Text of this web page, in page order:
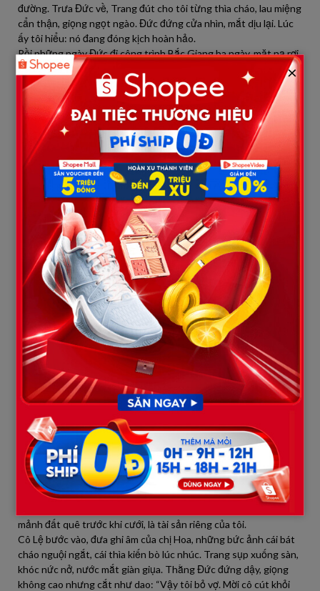
đường. Trưa Đức về, Trang đút cho tôi từng thìa cháo, lau miệng
cẩn thận, giọng ngọt ngào. Đức đứng cửa nhìn, mắt dịu lại. Lúc
ấy tôi hiểu: nó đang đóng kịch hoàn hảo.
Rồi những ngày Đức đi công trình Bắc Giang ba ngày, mặt nạ rơi
dần. Trang bưng bát cháo đặt cách xa, lạnh tanh: “Bà tự ăn đi.”
Khói cháo nguội dần, tôi nằm nhìn, nước mắt trào ra không kìm
được. Tối nó thay tã, kéo mạnh, da hông tôi rát bỏng. Nó lẩm
bẩm quay lưng: “Sống làm gì cho khổ người ta.” Sáu chữ ấy như
lưỡi dao cứa sâu vào tim già nát của tôi.
Những đêm sau, Trang mua máy mát-xa chân cắm cho tôi rồi
quên tắt. Tiếng máy vo vo suốt đêm, chân tôi tê buốt. Khuya
khuya nó ra ban công gọi mẹ ruột: “Mẹ ơi, con đang tranh phó
giám đốc. Đợi con lên là con đẩy bà ấy đi…” Tôi nằm nghe, tay
nắm chặt mép chăn, móng tay cắm vào da thịt đến rỉ máu. Ký ức
ùa về như sóng dữ: ngày cưới, nụ cười của Trang, lời khen của bà
con, giấc mơ về một mái ấm sum vầy. Tất cả tan vỡ.
Nhưng điều xảy ra sau đó mới thực sự khiến tôi sụp đổ hoàn
toàn. Thằng Đức về sớm hơn một ngày. Hóa ra nó
đã………………………..
lắp camera ẩn trong cái đồng hồ điện tử đầu giường tôi. Hai
ngày liền nó ngồi nhà cô Lệ xem hết mọi thứ: Trang đặt cọc
dưỡng lão An Khang ngay trước mặt tôi, gọi điện cho người đàn
ông kia trong chính căn phòng kho chật hẹp, khoe sẽ đòi nửa
căn nhà.
Tối hôm ấy, Trang về muộn, mùi rượu nồng nặc lẫn nước hoa đắt
tiền. Thằng Đức mở laptop, để video chạy. Giọng Trang vang lên
rõ mồn một: “Mẹ sống thế này khổ cho cả nhà… Tuần sau người
ta đón mẹ… Anh ơi, em quyết rồi, hai tuần nữa em nộp đơn ly
hôn…”
Trang gào lên, lao tới với tay tắt laptop. Thằng Đức lạnh lùng:
“Em à, anh có thể tha chuyện dưỡng lão, nhưng ngoại tình,
ngược đãi mẹ, chiếm đoạt tài sản… Anh không tha được.” Nó đưa
mảnh đất quê trước khi cưới, là tài sản riêng của tôi.
Cô Lệ bước vào, đưa ghi âm của chị Hoa, những bức ảnh cái bát
cháo nguội ngắt, cái thìa kiến bò lúc nhúc. Trang sụp xuống sàn,
khóc nức nở, nước mắt giàn giụa. Thằng Đức đứng dậy, giọng
không cao nhưng cắt như dao: “Vậy tôi bỏ vợ. Mời cô cút khỏi
×